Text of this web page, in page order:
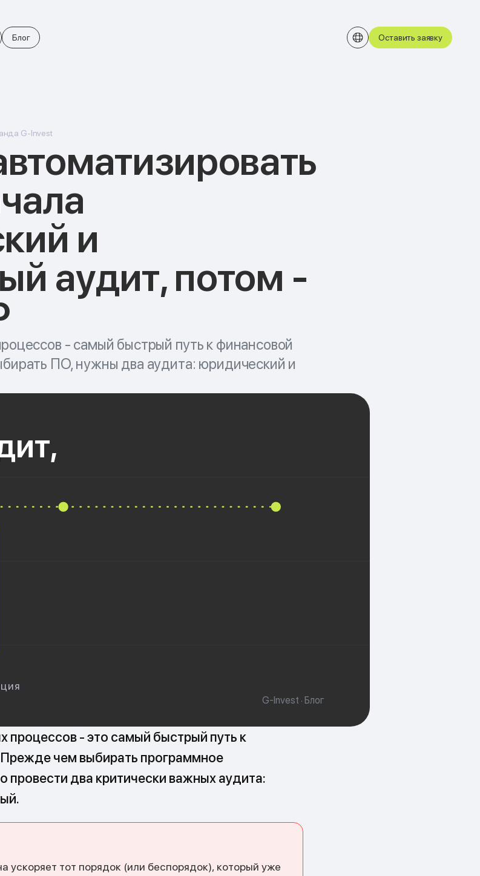
Блог Оставить заявку
G-Invest
и
аудит, потом -
- самый быстрый путь к финансовой
ПО, нужны два аудита: юридический и
G-Invest · Блог
процессов - это самый быстрый путь к
чем выбирать программное
провести два критически важных аудита:
ускоряет тот порядок (или беспорядок), который уже